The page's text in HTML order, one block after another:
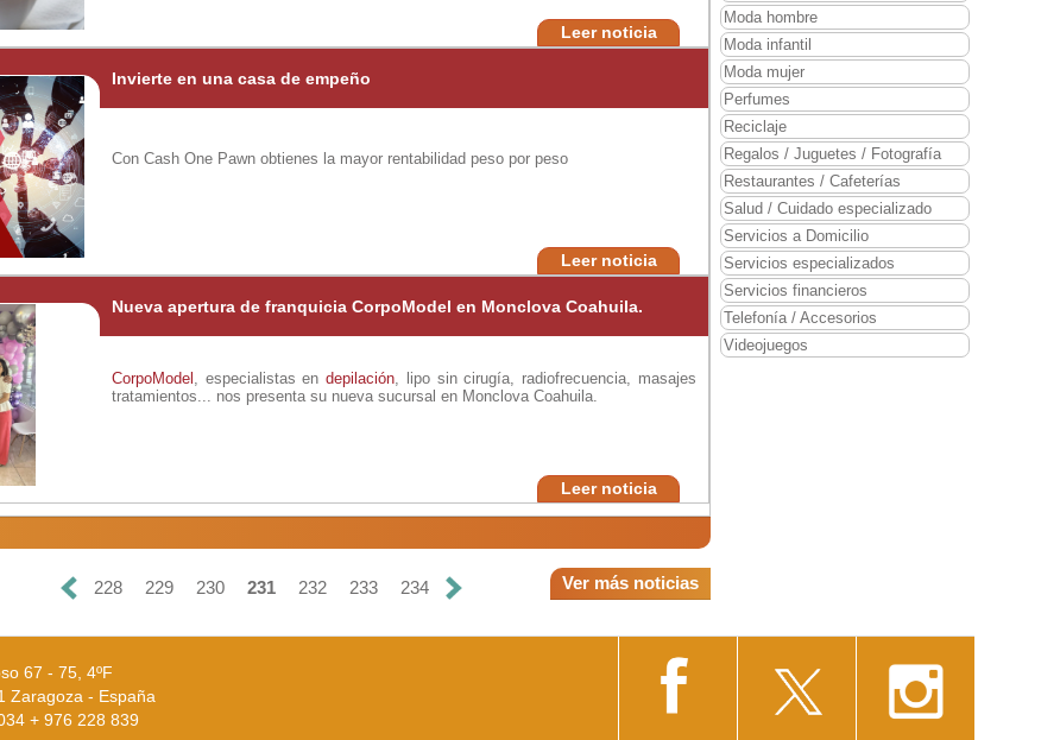
Leer noticia
Invierte en una casa de empeño
Con Cash One Pawn obtienes la mayor rentabilidad peso por peso
Leer noticia
Nueva apertura de franquicia CorpoModel en Monclova Coahuila.
CorpoModel , especialistas en depilación , lipo sin cirugía, radiofrecuencia, masajes
tratamientos... nos presenta su nueva sucursal en Monclova Coahuila.
Leer noticia
228 229 230 231 232 233 234 Ver más noticias
Moda hombre
Moda infantil
Moda mujer
Perfumes
Reciclaje
Regalos / Juguetes / Fotografía
Restaurantes / Cafeterías
Salud / Cuidado especializado
Servicios a Domicilio
Servicios especializados
Servicios financieros
Telefonía / Accesorios
Videojuegos
67 - 75, 4ºF
Zaragoza - España
+ 976 228 839